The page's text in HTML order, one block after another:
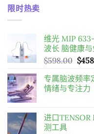
限时热卖
维光 MIP
波长 脑健康
$598.00 原
價
格：
$
专属脑波频率
情绪与专注力
进口TENSOR
测工具